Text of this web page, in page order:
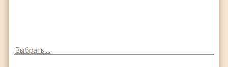
Выбрать ...